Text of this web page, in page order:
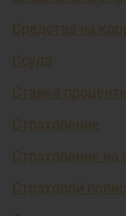
Средства на
Ссуда
Ставка
Страхование
Страхование на
Страховой полис